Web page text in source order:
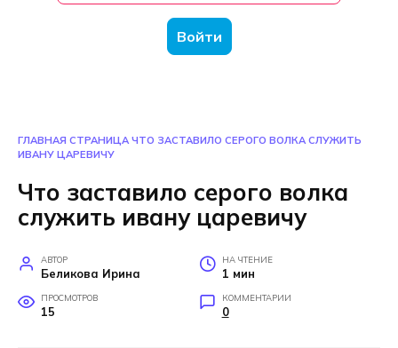
Войти
ГЛАВНАЯ СТРАНИЦА ЧТО ЗАСТАВИЛО СЕРОГО ВОЛКА СЛУЖИТЬ
ИВАНУ ЦАРЕВИЧУ
Что заставило серого волка
служить ивану царевичу
АВТОР
Беликова Ирина
НА ЧТЕНИЕ
1 мин
ПРОСМОТРОВ
15
КОММЕНТАРИИ
0